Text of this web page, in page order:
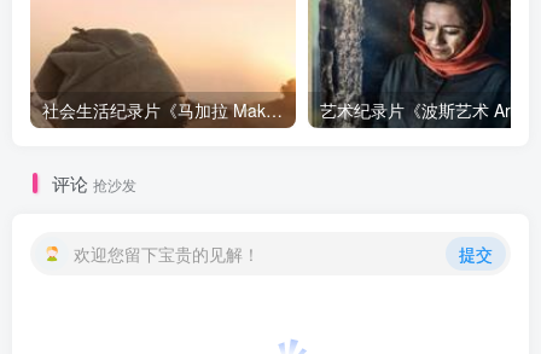
社会生活纪录片《马加拉 Makala》下载
评论 抢沙发
欢迎您留下宝贵的见解！ 提交